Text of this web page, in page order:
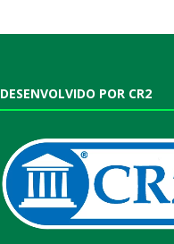
DESENVOLVIDO POR CR2